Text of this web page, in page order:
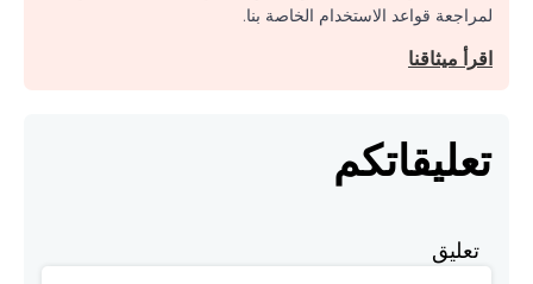
لمراجعة قواعد الاستخدام الخاصة بنا.
اقرأ ميثاقنا
تعليقاتكم
تعليق